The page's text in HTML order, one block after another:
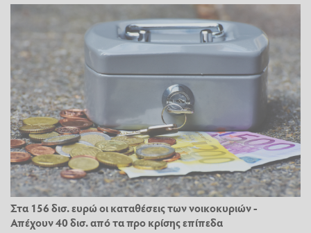
Στα 156 δισ. ευρώ οι καταθέσεις των νοικοκυριών -
Απέχουν 40 δισ. από τα προ κρίσης επίπεδα